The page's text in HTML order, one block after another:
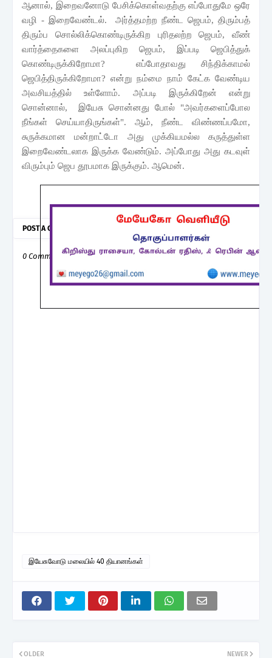
ஆனால், இறைவனோடு பேசிக்கொள்வதற்கு எப்போதுமே ஒரே
வழி - இறைவேண்டல். அர்த்தமற்ற நீண்ட ஜெபம், திரும்பத்
திரும்ப சொல்லிக்கொண்டிருக்கிற புரிதலற்ற ஜெபம், வீண்
வார்த்தைகளை அலப்புகிற ஜெபம், இப்படி ஜெபித்துக்
கொண்டிருக்கிறோமா? எப்போதாவது சிந்திக்காமல்
ஜெபித்திருக்கிறோமா? என்று நம்மை நாம் கேட்க வேண்டிய
அவசியத்தில் உள்ளோம். அப்படி இருக்கிறேன் என்று
சொன்னால், இயேசு சொன்னது போல் "அவர்களைப்போல
நீங்கள் செய்யாதிருங்கள்". ஆம், நீண்ட விண்ணப்பமோ,
சுருக்கமான மன்றாட்டோ அது முக்கியமல்ல கருத்துள்ள
இறைவேண்டலாக இருக்க வேண்டும். அப்போது அது கடவுள்
விரும்பும் ஜெப தூபமாக இருக்கும். ஆமென்.
POST A COMMENT
0 Comments
இயேசுவோடு மலையில் 40 தியானங்கள்
NEWER
OLDER